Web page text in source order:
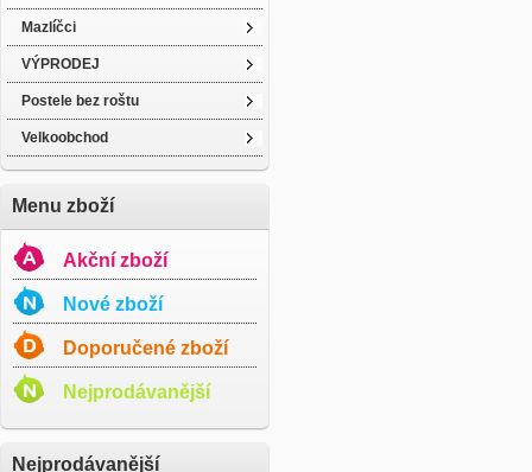
Mazlíčci
VÝPRODEJ
Postele bez roštu
Velkoobchod
Menu zboží
Akční zboží
Nové zboží
Doporučené zboží
Nejprodávanější
Nejprodávanější